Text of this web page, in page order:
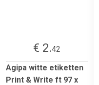
€ 2.42
Agipa witte etiketten
Print & Write ft 97 x